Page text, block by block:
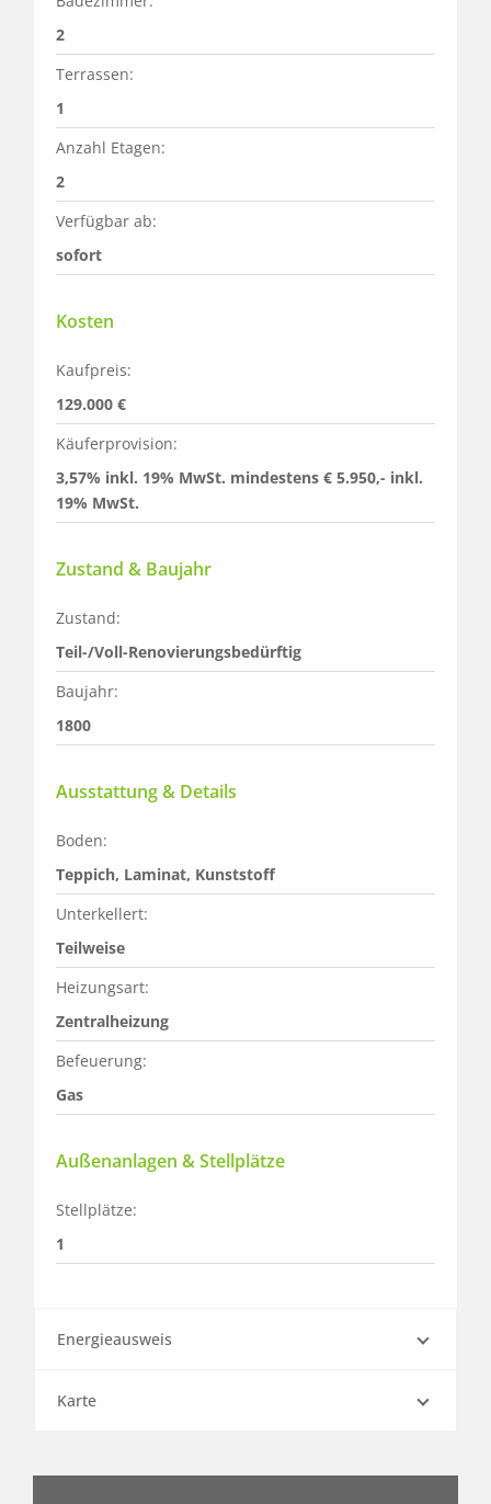
2
Terrassen:
1
Anzahl Etagen:
2
Verfügbar ab:
sofort
Kosten
Kaufpreis:
129.000 €
Käuferprovision:
3,57% inkl. 19% MwSt. mindestens € 5.950,- inkl.
19% MwSt.
Zustand & Baujahr
Zustand:
Teil-/Voll-Renovierungsbedürftig
Baujahr:
1800
Ausstattung & Details
Boden:
Teppich, Laminat, Kunststoff
Unterkellert:
Teilweise
Heizungsart:
Zentralheizung
Befeuerung:
Gas
Außenanlagen & Stellplätze
Stellplätze:
1
Energieausweis
Karte